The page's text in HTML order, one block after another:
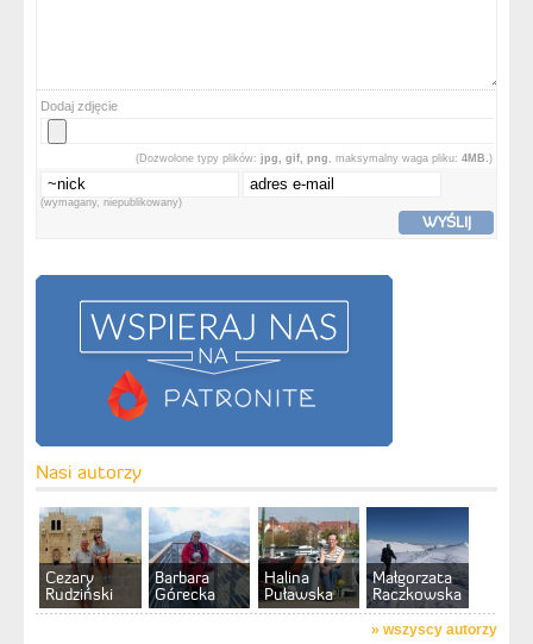
Dodaj zdjęcie
(Dozwolone typy plików: jpg, gif, png , maksymalny waga pliku: 4MB. )
(wymagany, niepublikowany)
WYŚLIJ
Nasi autorzy
Cezary
Rudziński
Barbara
Górecka
Halina
Puławska
Małgorzata
Raczkowska
» wszyscy autorzy